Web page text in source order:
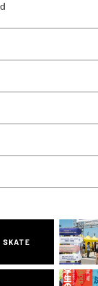
SKATE